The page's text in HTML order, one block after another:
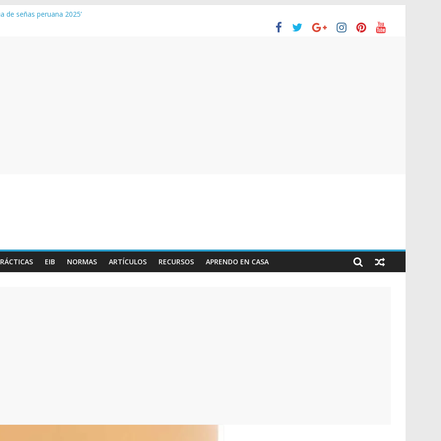
de señas peruana 2025’
EIB NORMAS ARTÍCULOS RECURSOS APRENDO EN CASA